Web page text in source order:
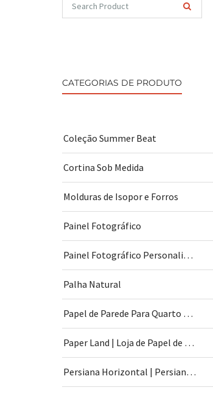
CATEGORIAS DE PRODUTO
Coleção Summer Beat
Cortina Sob Medida
Molduras de Isopor e Forros
Painel Fotográfico
Painel Fotográfico Personalizado
Palha Natural
Papel de Parede Para Quarto de Bebê
Paper Land | Loja de Papel de Parede | São Paulo
Persiana Horizontal | Persiana Vertical